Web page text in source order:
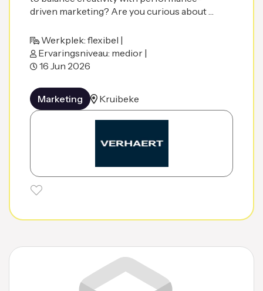
driven marketing? Are you curious about …
Werkplek: flexibel |
Ervaringsniveau: medior |
16 Jun 2026
Marketing Kruibeke